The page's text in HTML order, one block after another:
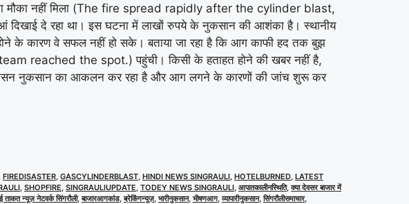
का मौका नहीं मिला (The fire spread rapidly after the cylinder blast,
दे रहा था। इस घटना में लाखों रुपये के नुकसान की आशंका है। स्थानीय
कारण वे सफल नहीं हो सके। बताया जा रहा है कि आग काफी हद तक बुझ
reached the spot.) पहुंची। किसी के हताहत होने की खबर नहीं है,
नुकसान का आकलन कर रहा है और आग लगने के कारणों की जांच शुरू कर
, FIREDISASTER, GASCYLINDERBLAST, HINDI NEWS SINGRAULI, HOTELBURNED, LATEST
, SHOPFIRE, SINGRAULIUPDATE, TODEY NEWS SINGRAULI, आपातकालीनस्थिति,क्या देवसर बाजार में
ताकत न्यूज़ नेटवर्क सिंगरौली,बाजारआगकांड,ब्रेकिंगन्यूज़, भारीनुकसान, भीषणआग,व्यापारीनुकसान,सिंगरौलीसमाचार,